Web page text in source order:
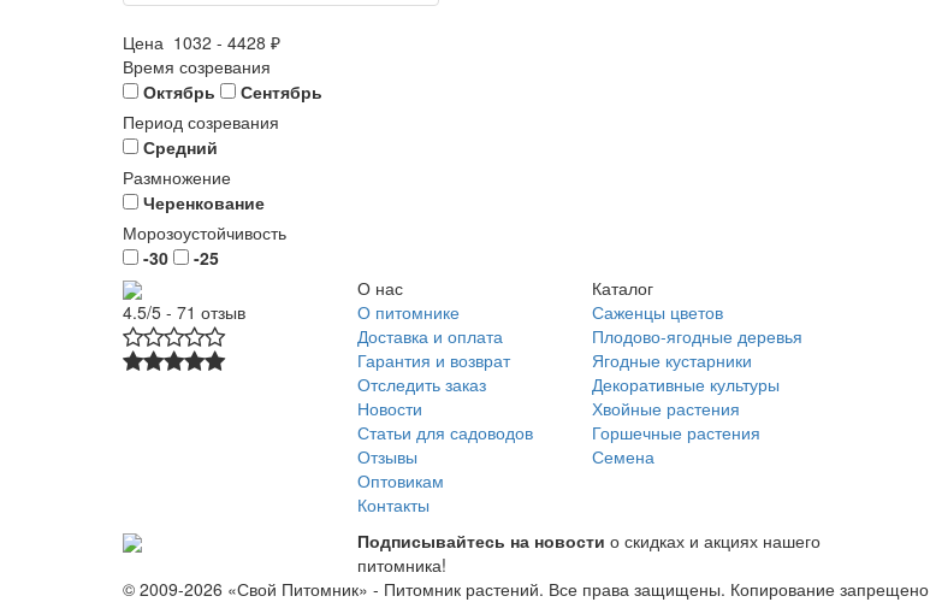
Цена 1032 - 4428 ₽
Время созревания
Октябрь
Сентябрь
Период созревания
Средний
Размножение
Черенкование
Морозоустойчивость
-30
-25
4.5/5 - 71 отзыв
О нас
О питомнике
Доставка и оплата
Гарантия и возврат
Отследить заказ
Новости
Статьи для садоводов
Отзывы
Оптовикам
Контакты
Каталог
Саженцы цветов
Плодово-ягодные деревья
Ягодные кустарники
Декоративные культуры
Хвойные растения
Горшечные растения
Семена
Подписывайтесь на новости о скидках и акциях нашего
питомника!
© 2009-2026 «Свой Питомник» - Питомник растений. Все права защищены. Копирование запрещено